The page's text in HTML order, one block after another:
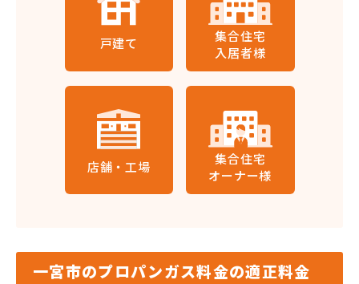
戸建て
集合住宅
入居者様
店舗・工場
集合住宅
オーナー様
一宮市のプロパンガス料金の適正料金